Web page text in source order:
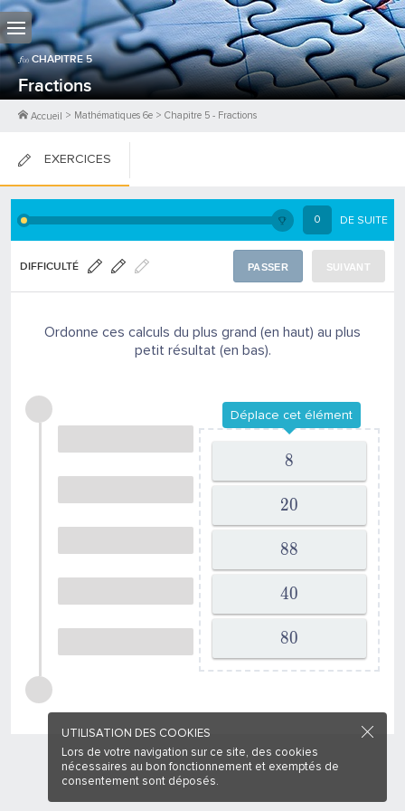
CHAPITRE5
Fractions
Accueil > Mathématiques 6e > Chapitre 5 - Fractions
EXERCICES
FICHES DE COURS 0 DE SUITE
DIFFICULTÉ PASSER SUIVANT
Ordonne ces calculs du plus grand (en haut) au plus
petit résultat (en bas).
8
20
88
40
80
Déplace cet élément
UTILISATION DES COOKIES
Lors de votre navigation sur ce site, des cookies
nécessaires au bon fonctionnement et exemptés de
consentement sont déposés.